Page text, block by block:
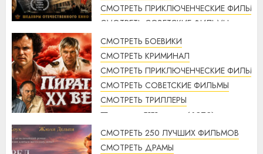
СМОТРЕТЬ ПРИКЛЮЧЕНЧЕСКИЕ ФИЛЬМЫ
СМОТРЕТЬ СОВЕТСКИЕ ФИЛЬМЫ
СМОТРЕТЬ ТРИЛЛЕРЫ
Свой среди чужих, чужой
среди своих (1974 г.)
смотреть онлайн
4:33 10.08.2026
СМОТРЕТЬ БОЕВИКИ
СМОТРЕТЬ КРИМИНАЛ
СМОТРЕТЬ ПРИКЛЮЧЕНЧЕСКИЕ ФИЛЬМЫ
СМОТРЕТЬ СОВЕТСКИЕ ФИЛЬМЫ
СМОТРЕТЬ ТРИЛЛЕРЫ
Пираты ХХ века (1979)
смотреть онлайн
3:23 10.08.2026
СМОТРЕТЬ 250 ЛУЧШИХ ФИЛЬМОВ
СМОТРЕТЬ ДРАМЫ